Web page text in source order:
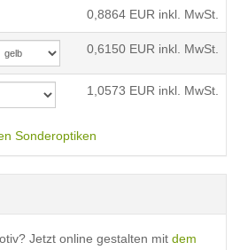
0,8864 EUR inkl. MwSt.
0,6150 EUR inkl. MwSt.
1,0573 EUR inkl. MwSt.
Sonderoptiken
Jetzt online gestalten mit dem